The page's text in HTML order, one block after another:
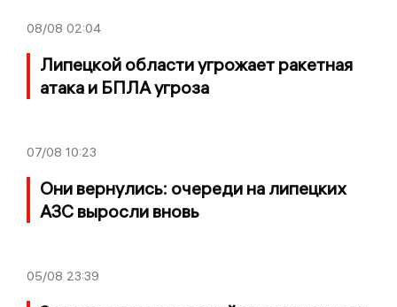
08/08 02:04
Липецкой области угрожает ракетная
атака и БПЛА угроза
07/08 10:23
Они вернулись: очереди на липецких
АЗС выросли вновь
05/08 23:39